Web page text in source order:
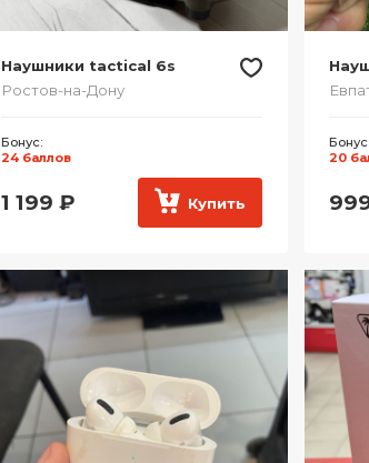
Наушники tactical 6s
Ростов-на-Дону
Бонус:
24 баллов
1 199 ₽ Купить
Бонус:
20